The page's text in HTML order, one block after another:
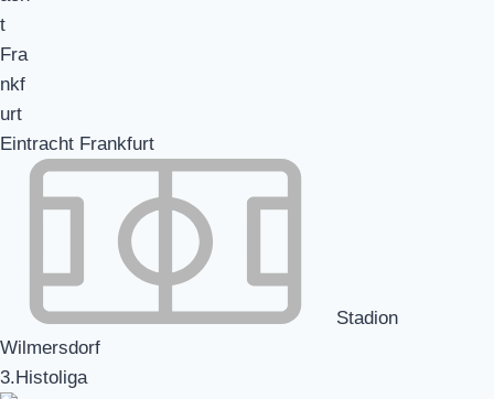
Eintracht Frankfurt
Stadion
Wilmersdorf
3.Histoliga